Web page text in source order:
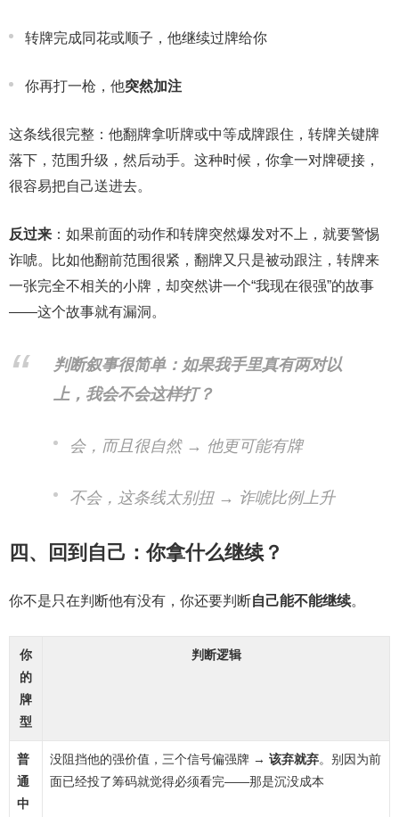
转牌完成同花或顺子，他继续过牌给你
你再打一枪，他突然加注
这条线很完整：他翻牌拿听牌或中等成牌跟住，转牌关键牌
落下，范围升级，然后动手。这种时候，你拿一对牌硬接，
很容易把自己送进去。
反过来 ：如果前面的动作和转牌突然爆发对不上，就要警惕
诈唬。比如他翻前范围很紧，翻牌又只是被动跟注，转牌来
一张完全不相关的小牌，却突然讲一个“我现在很强”的故事
——这个故事就有漏洞。
判断叙事很简单：如果我手里真有两对以
上，我会不会这样打？
会，而且很自然 → 他更可能有牌
不会，这条线太别扭 → 诈唬比例上升
四、回到自己：你拿什么继续？
你不是只在判断他有没有，你还要判断自己能不能继续。
你
的
牌
型
判断逻辑
普
通
中
没阻挡他的强价值，三个信号偏强牌 → 该弃就弃。别因为前
面已经投了筹码就觉得必须看完——那是沉没成本